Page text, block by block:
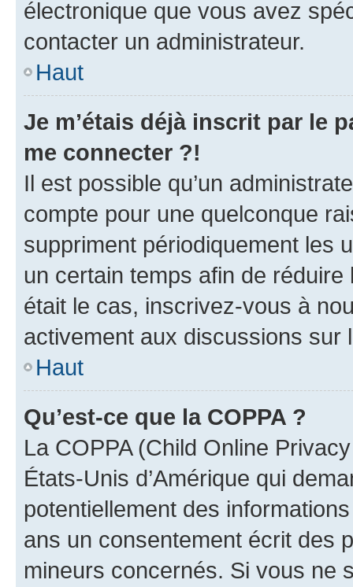
électronique que vous avez
contacter un administrateur.
Haut
Je m’étais déjà inscrit par le
me connecter ?!
Il est possible qu’un
compte pour une quelconque
suppriment périodiquement les
un certain temps afin de
était le cas, inscrivez-vous à
activement aux discussions sur
Haut
Qu’est-ce que la COPPA ?
La COPPA (Child Online
États-Unis d’Amérique qui
potentiellement des
ans un consentement écrit des
mineurs concernés. Si vous ne